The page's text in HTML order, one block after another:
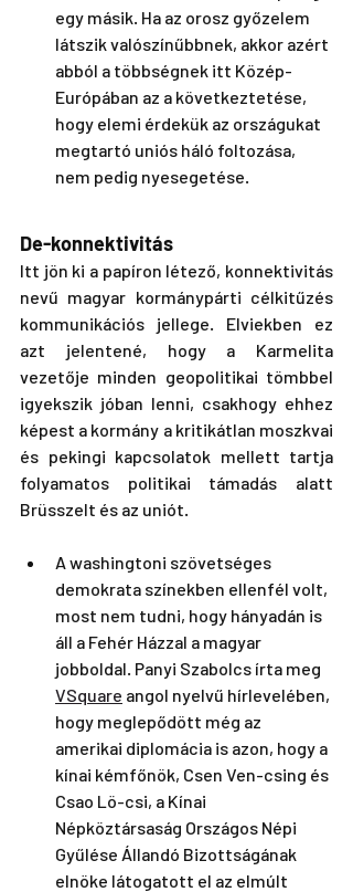
egy másik. Ha az orosz győzelem
látszik valószínűbbnek, akkor azért
abból a többségnek itt Közép-
Európában az a következtetése,
hogy elemi érdekük az országukat
megtartó uniós háló foltozása,
nem pedig nyesegetése.
De-konnektivitás
Itt jön ki a papíron létező, konnektivitás
nevű magyar kormánypárti célkitűzés
kommunikációs jellege. Elviekben ez
azt jelentené, hogy a Karmelita
vezetője minden geopolitikai tömbbel
igyekszik jóban lenni, csakhogy ehhez
képest a kormány a kritikátlan moszkvai
és pekingi kapcsolatok mellett tartja
folyamatos politikai támadás alatt
Brüsszelt és az uniót.
A washingtoni szövetséges
demokrata színekben ellenfél volt,
most nem tudni, hogy hányadán is
áll a Fehér Házzal a magyar
jobboldal. Panyi Szabolcs írta meg
VSquare angol nyelvű hírlevelében,
hogy meglepődött még az
amerikai diplomácia is azon, hogy a
kínai kémfőnök, Csen Ven-csing és
Csao Lö-csi, a Kínai
Népköztársaság Országos Népi
Gyűlése Állandó Bizottságának
elnöke látogatott el az elmúlt